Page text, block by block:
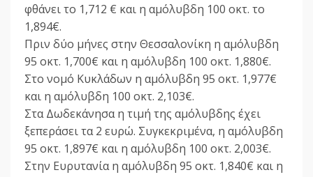
φθάνει το 1,712 € και η αμόλυβδη 100 οκτ. το
1,894€.
Πριν δύο μήνες στην Θεσσαλονίκη η αμόλυβδη
95 οκτ. 1,700€ και η αμόλυβδη 100 οκτ. 1,880€.
Στο νομό Κυκλάδων η αμόλυβδη 95 οκτ. 1,977€
και η αμόλυβδη 100 οκτ. 2,103€.
Στα Δωδεκάνησα η τιμή της αμόλυβδης έχει
ξεπεράσει τα 2 ευρώ. Συγκεκριμένα, η αμόλυβδη
95 οκτ. 1,897€ και η αμόλυβδη 100 οκτ. 2,003€.
Στην Ευρυτανία η αμόλυβδη 95 οκτ. 1,840€ και η